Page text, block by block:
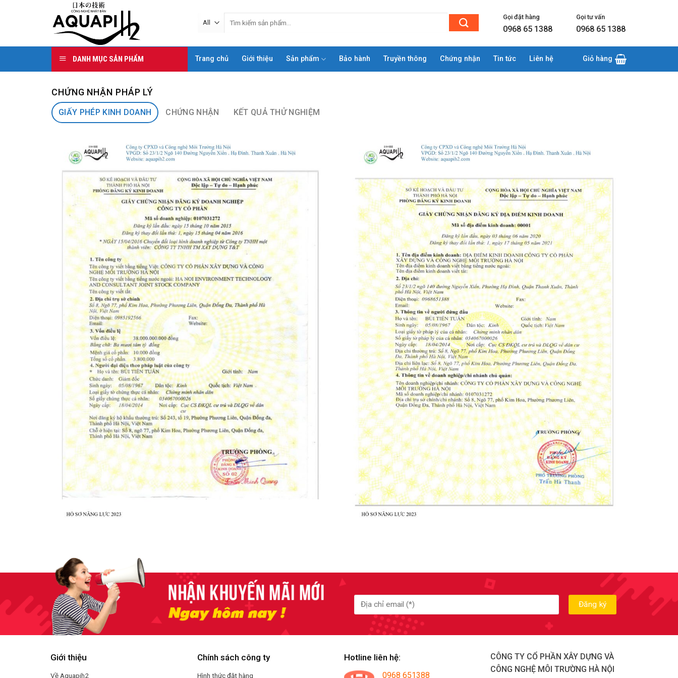
Gọi đặt hàng
0968 65 1388
Gọi tư vấn
0968 65 1388
DANH MỤC SẢN PHẨM Trang chủ Giới thiệu Sản phẩm Bảo hành Truyền thông Chứng nhận Tin tức Liên hệ Giỏ hàng
CHỨNG NHẬN PHÁP LÝ
GIẤY PHÉP KINH DOANH CHỨNG NHẬN KẾT QUẢ THỬ NGHIỆM
Giới thiệu
Về Aquapih2
Chính sách công ty
Hình thức đặt hàng
Hotline liên hệ:
0968 651388
CÔNG TY CỔ PHẦN XÂY DỰNG VÀ
CÔNG NGHỆ MÔI TRƯỜNG HÀ NỘI